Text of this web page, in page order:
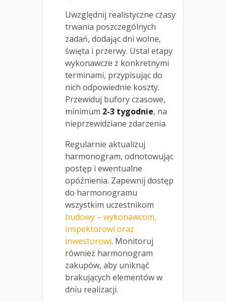
Uwzględnij realistyczne czasy
trwania poszczególnych
zadań, dodając dni wolne,
święta i przerwy. Ustal etapy
wykonawcze z konkretnymi
terminami, przypisując do
nich odpowiednie koszty.
Przewiduj bufory czasowe,
minimum 2-3 tygodnie, na
nieprzewidziane zdarzenia.
Regularnie aktualizuj
harmonogram, odnotowując
postęp i ewentualne
opóźnienia. Zapewnij dostęp
do harmonogramu
wszystkim uczestnikom
budowy – wykonawcom,
inspektorowi oraz
inwestorowi. Monitoruj
również harmonogram
zakupów, aby uniknąć
brakujących elementów w
dniu realizacji.